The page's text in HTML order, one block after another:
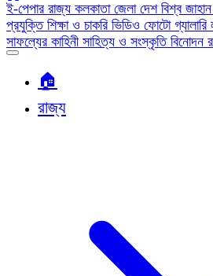
ই-পেপার রাজ্য কলকাতা জেলা দেশ বিশ্ব
প্রযুক্তি শিক্ষা ও চাকরি ভিডিও ফোটো গ্যালারি
সাফল্যের কাহিনী সাহিত্য ও সংস্কৃতি বিনোদন
🏠︎
রাজ্য